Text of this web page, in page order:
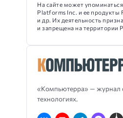
«Компьютерра» — журнал
технологиях.
На сайте может
Platforms Inc. и ее продукты
и др. Их деятельность
и запрещена на территории